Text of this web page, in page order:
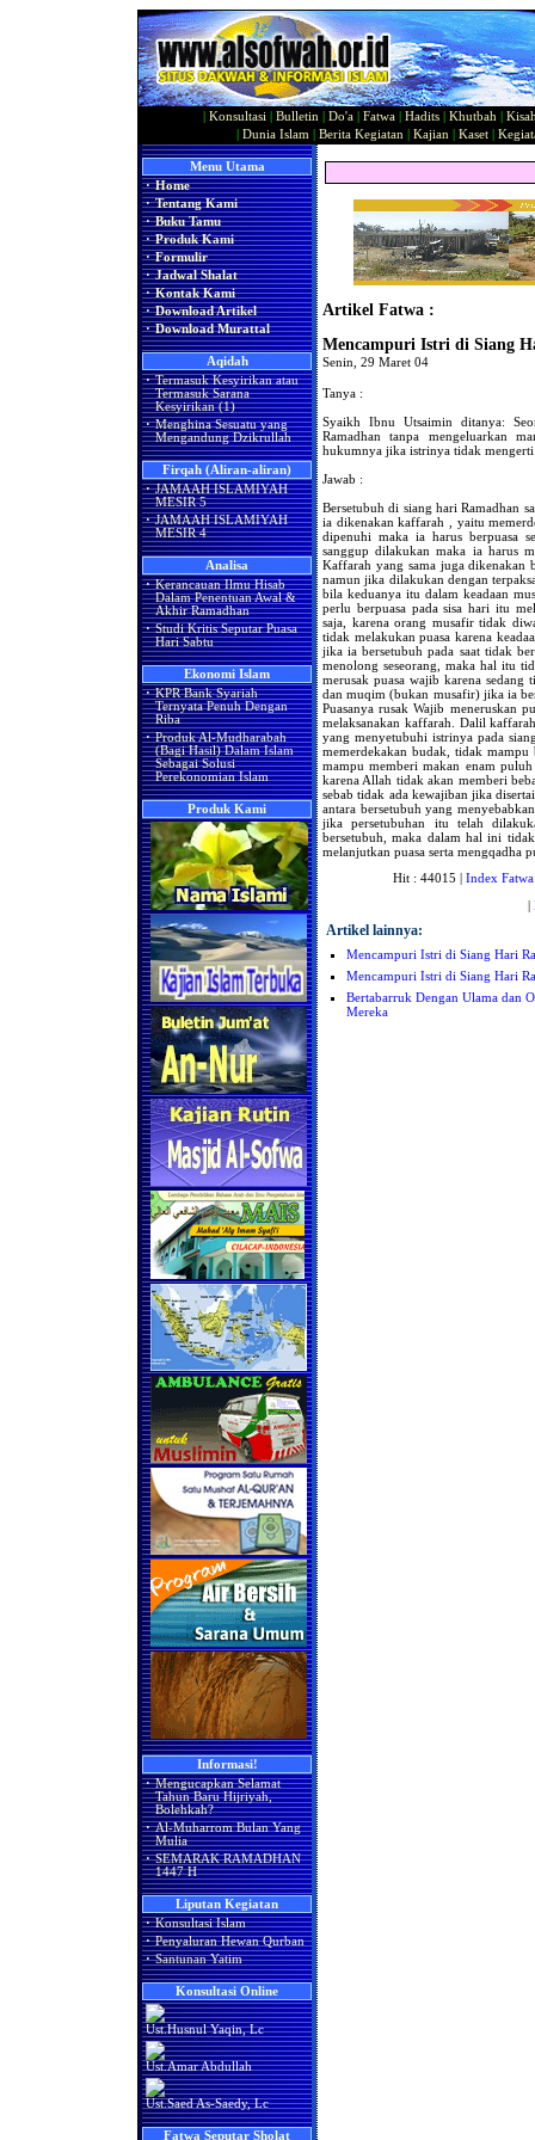
Konsultasi Bulletin Do'a Fatwa Hadits Khutbah
Dunia Islam Berita Kegiatan Kajian Kaset|
Menu Utama
· Home
· Tentang Kami
· Buku Tamu
· Produk Kami
· Formulir
· Jadwal Shalat
· Kontak Kami
· Download Artikel
· Download Murattal
Aqidah
· Termasuk Kesyirikan atau
Termasuk Sarana
Kesyirikan (1)
· Menghina Sesuatu yang
Mengandung Dzikrullah
Firqah (Aliran-aliran)
· JAMAAH ISLAMIYAH
MESIR 5
· JAMAAH ISLAMIYAH
MESIR 4
Analisa
· Kerancauan Ilmu Hisab
Dalam Penentuan Awal &
Akhir Ramadhan
· Studi Kritis Seputar Puasa
Hari Sabtu
Ekonomi Islam
· KPR Bank Syariah
Ternyata Penuh Dengan
Riba
· Produk Al-Mudharabah
(Bagi Hasil) Dalam Islam
Sebagai Solusi
Perekonomian Islam
Produk Kami
Informasi!
· Mengucapkan Selamat
Tahun Baru Hijriyah,
Bolehkah?
· Al-Muharrom Bulan Yang
Mulia
· SEMARAK RAMADHAN
1447 H
Liputan Kegiatan
· Konsultasi Islam
· Penyaluran Hewan Qurban
· Santunan Yatim
Konsultasi Online
Ust.Husnul Yaqin, Lc
Ust.Amar Abdullah
Ust.Saed As-Saedy, Lc
Fatwa Seputar Sholat
Artikel Fatwa :
Mencampuri Istri di Siang
Senin, 29 Maret 04
Tanya :
Syaikh Ibnu Utsaimin ditanya:
Ramadhan tanpa mengeluarkan
hukumnya jika istrinya tidak
Jawab :
Bersetubuh di siang hari Ramadhan
ia dikenakan kaffarah , yaitu
dipenuhi maka ia harus berpuasa
sanggup dilakukan maka ia harus
Kaffarah yang sama juga
namun jika dilakukan dengan
bila keduanya itu dalam keadaan
perlu berpuasa pada sisa hari itu
saja, karena orang musafir tidak
tidak melakukan puasa karena
jika ia bersetubuh pada saat tidak
menolong seseorang, maka hal itu
merusak puasa wajib karena sedang
dan muqim (bukan musafir) jika ia
Puasanya rusak Wajib meneruskan
melaksanakan kaffarah. Dalil
yang menyetubuhi istrinya pada
memerdekakan budak, tidak
mampu memberi makan enam
karena Allah tidak akan memberi
sebab tidak ada kewajiban jika
antara bersetubuh yang
jika persetubuhan itu telah
bersetubuh, maka dalam hal ini
melanjutkan puasa serta mengqadha
Hit : 44015 | Index Fatwa
|
Artikel lainnya:
Mencampuri Istri di Siang Hari
Mencampuri Istri di Siang Hari
Bertabarruk Dengan Ulama dan
Mereka